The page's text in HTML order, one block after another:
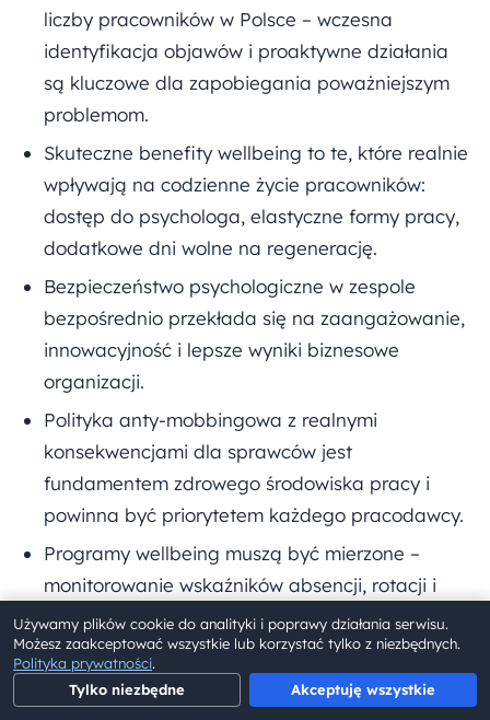
liczby pracowników w Polsce – wczesna
identyfikacja objawów i proaktywne działania
są kluczowe dla zapobiegania poważniejszym
problemom.
Skuteczne benefity wellbeing to te, które realnie
wpływają na codzienne życie pracowników:
dostęp do psychologa, elastyczne formy pracy,
dodatkowe dni wolne na regenerację.
Bezpieczeństwo psychologiczne w zespole
bezpośrednio przekłada się na zaangażowanie,
innowacyjność i lepsze wyniki biznesowe
organizacji.
Polityka anty-mobbingowa z realnymi
konsekwencjami dla sprawców jest
fundamentem zdrowego środowiska pracy i
powinna być priorytetem każdego pracodawcy.
Programy wellbeing muszą być mierzone –
monitorowanie wskaźników absencji, rotacji i
zaangażowania pozwala optymalizować
inwestycje i udowadniać ich wartość.
Używamy plików cookie do analityki i poprawy działania serwisu.
Możesz zaakceptować wszystkie lub korzystać tylko z niezbędnych.
Polityka prywatności.
Tylko niezbędne
Akceptuję wszystkie